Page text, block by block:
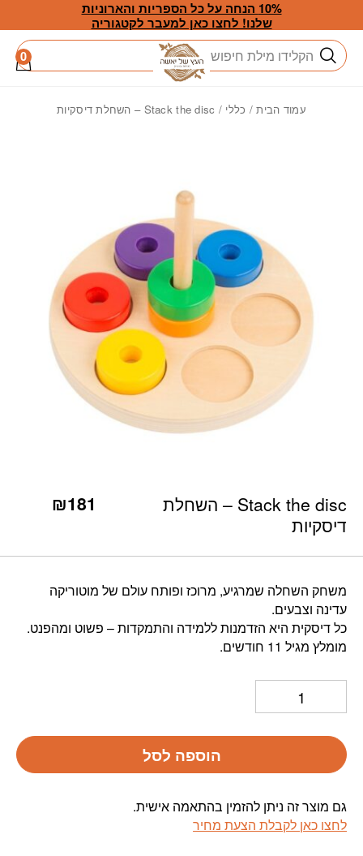
Skip to Content
10% הנחה על כל הספריות והארוניות
שלנו! לחצו כאן למעבר לקטגוריה
חיפוש 0
עמוד הבית/ כללי / Stack the disc – השחלת דיסקיות
Stack the disc – השחלת
דיסקיות
₪181
משחק השחלה שמרגיע, מרוכז ופותח עולם של מוטוריקה
עדינה וצבעים.
כל דיסקית היא הזדמנות ללמידה והתמקדות – פשוט ומהפנט.
מומלץ מגיל 11 חודשים.
הוספה לסל
גם מוצר זה ניתן להזמין בהתאמה אישית.
לחצו כאן לקבלת הצעת מחיר